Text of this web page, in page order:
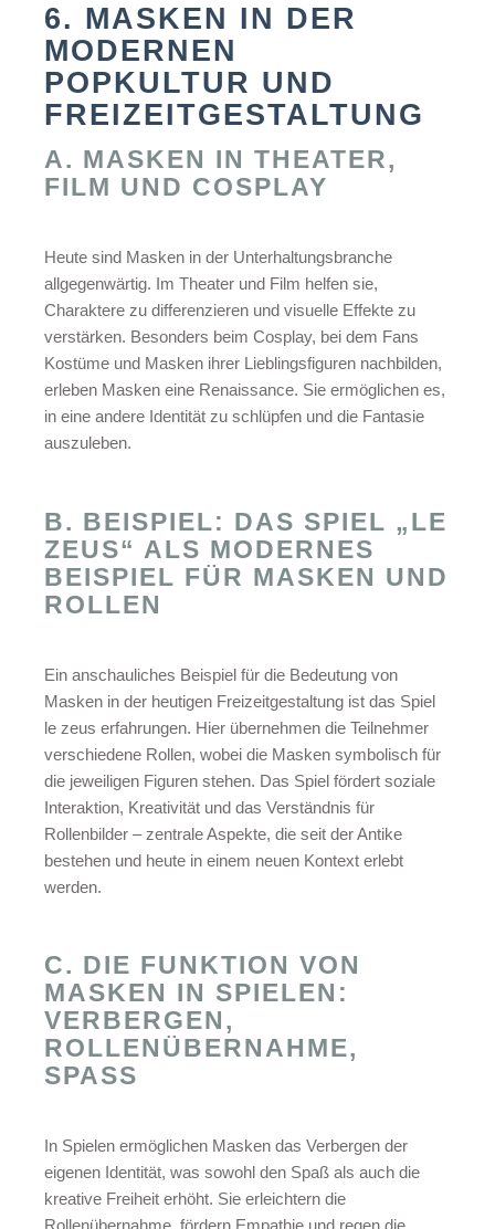
6. MASKEN IN DER
MODERNEN
POPKULTUR UND
FREIZEITGESTALTUNG
A. MASKEN IN THEATER,
FILM UND COSPLAY
Heute sind Masken in der Unterhaltungsbranche
allgegenwärtig. Im Theater und Film helfen sie,
Charaktere zu differenzieren und visuelle Effekte zu
verstärken. Besonders beim Cosplay, bei dem Fans
Kostüme und Masken ihrer Lieblingsfiguren nachbilden,
erleben Masken eine Renaissance. Sie ermöglichen es,
in eine andere Identität zu schlüpfen und die Fantasie
auszuleben.
B. BEISPIEL: DAS SPIEL „LE
ZEUS“ ALS MODERNES
BEISPIEL FÜR MASKEN UND
ROLLEN
Ein anschauliches Beispiel für die Bedeutung von
Masken in der heutigen Freizeitgestaltung ist das Spiel
le zeus erfahrungen. Hier übernehmen die Teilnehmer
verschiedene Rollen, wobei die Masken symbolisch für
die jeweiligen Figuren stehen. Das Spiel fördert soziale
Interaktion, Kreativität und das Verständnis für
Rollenbilder – zentrale Aspekte, die seit der Antike
bestehen und heute in einem neuen Kontext erlebt
werden.
C. DIE FUNKTION VON
MASKEN IN SPIELEN:
VERBERGEN,
ROLLENÜBERNAHME,
SPASS
In Spielen ermöglichen Masken das Verbergen der
eigenen Identität, was sowohl den Spaß als auch die
kreative Freiheit erhöht. Sie erleichtern die
Rollenübernahme, fördern Empathie und regen die